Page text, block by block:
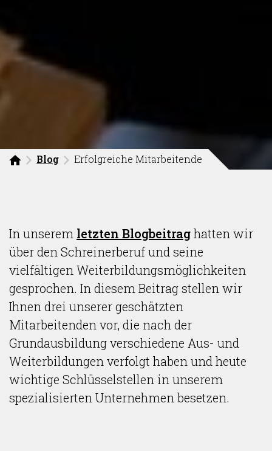
Blog Erfolgreiche Mitarbeitende
In unserem letzten Blogbeitraghatten wir
über den Schreinerberuf und seine
vielfältigen Weiterbildungsmöglichkeiten
gesprochen. In diesem Beitrag stellen wir
Ihnen drei unserer geschätzten
Mitarbeitenden vor, die nach der
Grundausbildung verschiedene Aus- und
Weiterbildungen verfolgt haben und heute
wichtige Schlüsselstellen in unserem
spezialisierten Unternehmen besetzen.